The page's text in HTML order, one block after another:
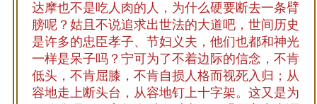
达摩也不是吃人肉的人，为什么硬要断去一条臂
膀呢？姑且不说追求出世法的大道吧，世间历史
是许多的忠臣孝子、节妇义夫，他们也都和神光
一样是呆子吗？宁可为了不着边际的信念，不肯
低头，不肯屈膝，不肯自损人格而视死入归；从
容地走上断头台，从容地钉上十字架。这又是为